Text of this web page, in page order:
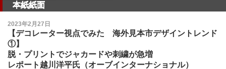
本紙紙面
2023年2月27日
【デコレーター視点でみた 海外見本市デザイントレンド
①】
脱・プリントでジャカードや刺繍が急増
レポート越川洋平氏（オーブインターナショナル）